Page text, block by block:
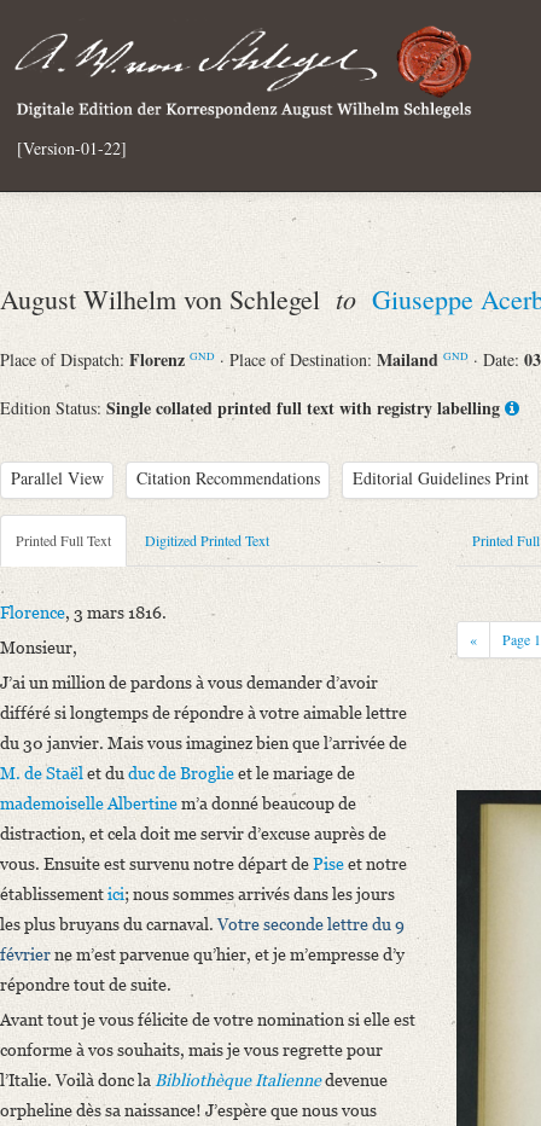
[Version-01-22]
August Wilhelm von Schlegel to Giuseppe
Place of Dispatch: Florenz GND · Place of Destination: Mailand GND · Date:
Edition Status: Single collated printed full text with registry labelling
Parallel View Citation Recommendations Editorial Guidelines Print
Metadata Concerning Header
Sender: August Wilhelm von Schlegel
Recipient: Giuseppe Acerbi
Place of Dispatch: Florenz
Place of Destination: Mailand
Date: 03.03.1816
Notations: Empfangsort erschlossen.
Printed Text
Provider: Dresden, Sächsische Landesbibliothek - Staats- und
OAI Id: 366865145-18960000
Bibliography: Luzio, Alessandro: Giuseppe Acerbi e la „Biblioteca
317.
Incipit: „Florence, 3 mars 1816.
Monsieur,
J’ai un million de pardons à vous demander d’avoir différé si
Language
French
Printed Full Text Digitized Printed Text
Florence, 3 mars 1816.
Monsieur,
J’ai un million de pardons à vous demander d’avoir
différé si longtemps de répondre à votre aimable lettre
du 30 janvier. Mais vous imaginez bien que l’arrivée de
M. de Staël et du duc de Broglieet le mariage de
mademoiselle Albertinem’a donné beaucoup de
distraction, et cela doit me servir d’excuse auprès de
vous. Ensuite est survenu notre départ dePiseet notre
établissementici; nous sommes arrivés dans les jours
les plus bruyans du carnaval.Votre seconde lettre du 9
févrierne m’est parvenue qu’hier, et je m’empresse d’y
répondre tout de suite.
Avant tout je vous félicite de votre nomination si elle est
conforme à vos souhaits, mais je vous regrette pour
l’Italie. Voilà donc la Bibliothèque Italiennedevenue
orpheline dès sa naissance! J’espère que nous vous
Printed
« Page 1